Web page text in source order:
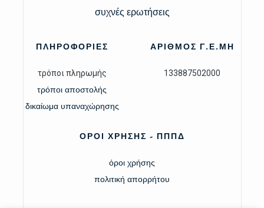
συχνές ερωτήσεις
ΠΛΗΡΟΦΟΡΙΕΣ
τρόποι πληρωμής
τρόποι αποστολής
δικαίωμα υπαναχώρησης
ΑΡΙΘΜΟΣ Γ.Ε.ΜΗ
133887502000
ΟΡΟΙ ΧΡΗΣΗΣ - ΠΠΠΔ
όροι χρήσης
πολιτική απορρήτου